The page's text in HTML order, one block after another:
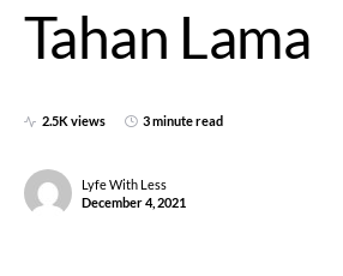
Tahan Lama
2.5K views 3 minute read
Lyfe With Less
December 4, 2021